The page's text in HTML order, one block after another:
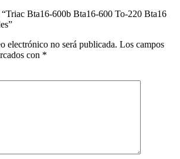
Bta16-600b Bta16-600 To-220 Bta16
electrónico no será publicada. Los campos
con *